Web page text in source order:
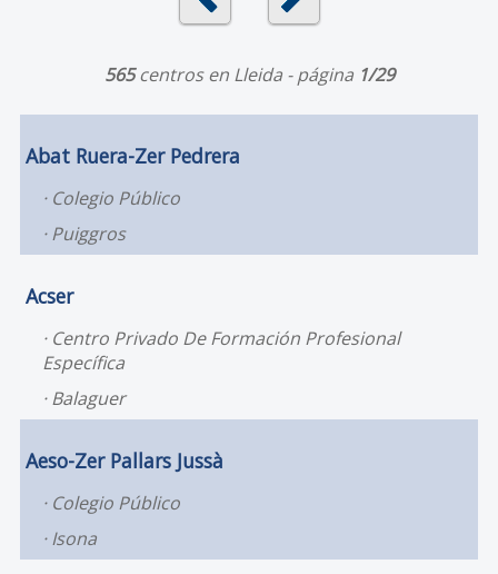
565centros en Lleida - página 1/29
Abat Ruera-Zer Pedrera
Colegio Público
Puiggros
Acser
Centro Privado De Formación Profesional
Específica
Balaguer
Aeso-Zer Pallars Jussà
Colegio Público
Isona